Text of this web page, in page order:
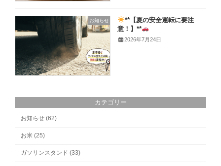
お知らせ
**【夏の安全運転に要注
意！】**
2026年7月24日
カテゴリー
お知らせ (62)
お米 (25)
ガソリンスタンド (33)